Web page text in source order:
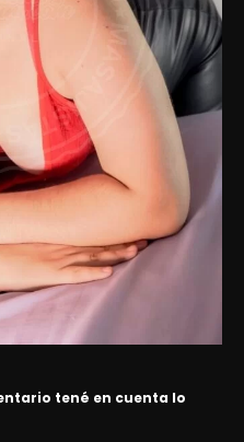
tené en cuenta lo